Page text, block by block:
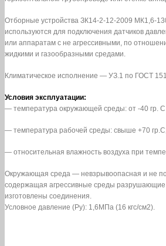
Отборные устройства ЗК14-2-12-2009 МК1,6-
используются для подключения датчиков
или аппаратам с не агрессивными, по
жидкими и газообразными средами.
Климатическое исполнение — УЗ.1 по ГОСТ
Условия эксплуатации:
— температура окружающей среды: от -40 гр. С
— температура рабочей среды: свыше +70
— относительная влажность воздуха при
Окружающая среда — невзрывоопасная и не
содержащая агрессивные среды разрушающие
изготовлены соединения.
Условное давление (Pу): 1,6МПа (16 кгс/см2).